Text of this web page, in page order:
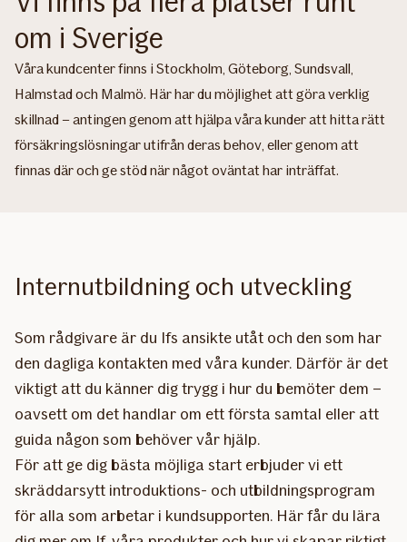
om i Sverige
Våra kundcenter finns i Stockholm, Göteborg, Sundsvall,
Halmstad och Malmö. Här har du möjlighet att göra verklig
skillnad – antingen genom att hjälpa våra kunder att hitta rätt
försäkringslösningar utifrån deras behov, eller genom att
finnas där och ge stöd när något oväntat har inträffat.
Internutbildning och utveckling
Som rådgivare är du Ifs ansikte utåt och den som har
den dagliga kontakten med våra kunder. Därför är det
viktigt att du känner dig trygg i hur du bemöter dem –
oavsett om det handlar om ett första samtal eller att
guida någon som behöver vår hjälp.​
För att ge dig bästa möjliga start erbjuder vi ett
skräddarsytt introduktions- och utbildningsprogram
för alla som arbetar i kundsupporten. Här får du lära